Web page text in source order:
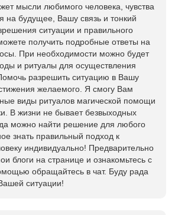
мысли любимого человека, чувства
на будущее, Вашу связь и тонкий
ситуации и правильного
получить подробные ответы на
При необходимости можно будет
и ритуалы для осуществления
разрешить ситуацию в Вашу
желаемого. Я смогу Вам
виды ритуалов магической помощи
В жизни не бывает безвыходных
можно найти решение для любого
знать правильный подход к
индивидуально! Предварительно
блоги на странице и ознакомьтесь с
обращайтесь в чат. Буду рада
ситуации!